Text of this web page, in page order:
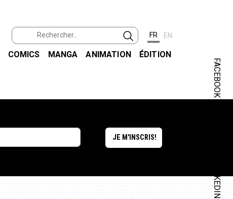
FR EN
COMICS MANGA ANIMATION ÉDITION
FACEBOOK
LINKEDIN